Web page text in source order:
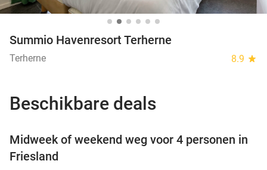
Summio Havenresort Terherne
Terherne 8.9 star
Beschikbare deals
Midweek of weekend weg voor 4 personen in
Friesland